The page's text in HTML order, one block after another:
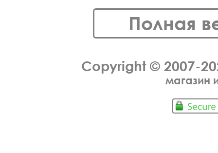
Полная
Copyright © 2007-
магазин